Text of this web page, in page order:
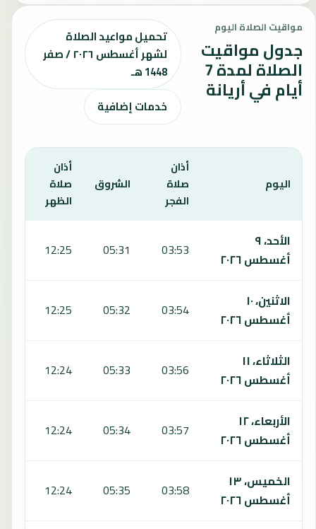
مواقيت الصلاة اليوم
جدول مواقيت
الصلاة لمدة 7
أيام في أريانة
تحميل مواعيد الصلاة
لشهر أغسطس ٢٠٢٦ / صفر
1448 هـ
خدمات إضافية
اليوم
أذان
صلاة
الفجر
الشروق
أذان
صلاة
الظهر
الأحد، ٩
أغسطس ٢٠٢٦
03:53
05:31
12:25
الاثنين، ١٠
أغسطس ٢٠٢٦
03:54
05:32
12:25
الثلاثاء، ١١
أغسطس ٢٠٢٦
03:56
05:33
12:24
الأربعاء، ١٢
أغسطس ٢٠٢٦
03:57
05:34
12:24
الخميس، ١٣
أغسطس ٢٠٢٦
03:58
05:35
12:24